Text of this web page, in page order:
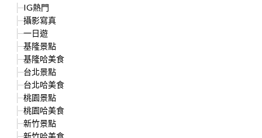
IG熱門
攝影寫真
一日遊
基隆景點
基隆哈美食
台北景點
台北哈美食
桃園景點
桃園哈美食
新竹景點
新竹哈美食